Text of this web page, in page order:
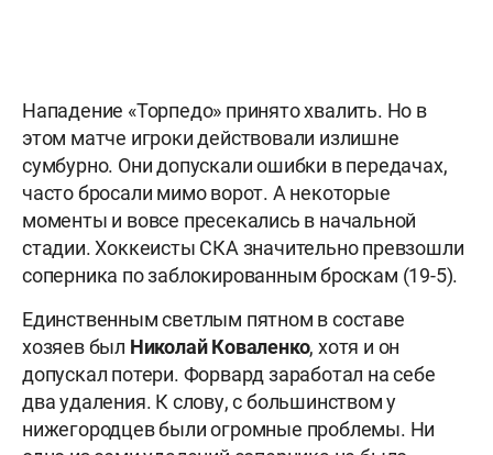
Нападение «Торпедо» принято хвалить. Но в
этом матче игроки действовали излишне
сумбурно. Они допускали ошибки в передачах,
часто бросали мимо ворот. А некоторые
моменты и вовсе пресекались в начальной
стадии. Хоккеисты СКА значительно превзошли
соперника по заблокированным броскам (19-5).
Единственным светлым пятном в составе
хозяев был Николай Коваленко, хотя и он
допускал потери. Форвард заработал на себе
два удаления. К слову, с большинством у
нижегородцев были огромные проблемы. Ни